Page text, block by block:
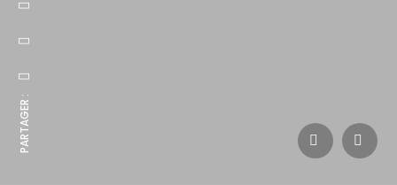
PARTAGER :